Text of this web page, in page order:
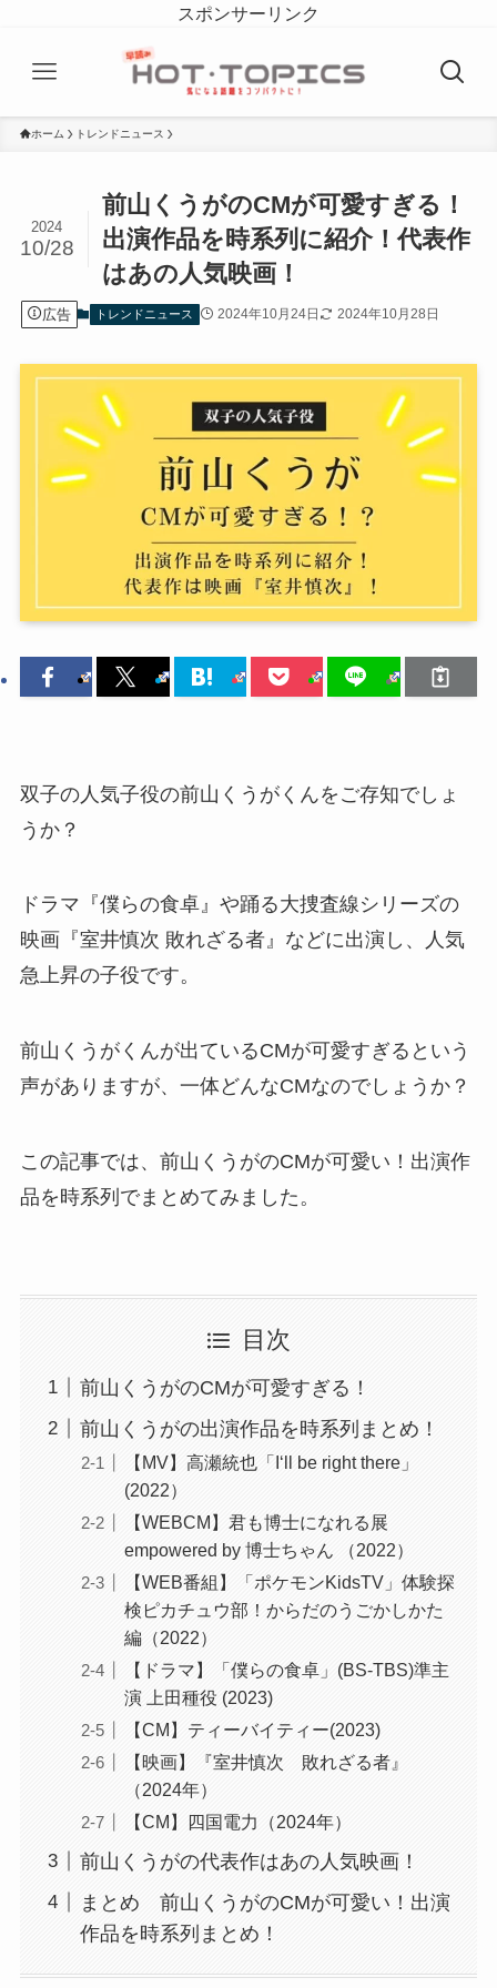
スポンサーリンク
ホーム トレンドニュース
前山くうがのCMが可愛すぎる！
出演作品を時系列に紹介！代表作
はあの人気映画！
2024
10/28
広告 トレンドニュース 2024年10月24日 2024年10月28日
双子の人気子役の前山くうがくんをご存知でしょ
うか？
ドラマ『僕らの食卓』や踊る大捜査線シリーズの
映画『室井慎次 敗れざる者』などに出演し、人気
急上昇の子役です。
前山くうがくんが出ているCMが可愛すぎるという
声がありますが、一体どんなCMなのでしょうか？
この記事では、前山くうがのCMが可愛い！出演作
品を時系列でまとめてみました。
目次
前山くうがのCMが可愛すぎる！
前山くうがの出演作品を時系列まとめ！
【MV】高瀬統也「I‘ll be right there」
(2022）
【WEBCM】君も博士になれる展
empowered by 博士ちゃん （2022）
【WEB番組】「ポケモンKidsTV」体験探
検ピカチュウ部！からだのうごかしかた
編（2022）
【ドラマ】「僕らの食卓」(BS-TBS)準主
演 上田種役 (2023)
【CM】ティーバイティー(2023)
【映画】『室井慎次 敗れざる者』
（2024年）
【CM】四国電力（2024年）
前山くうがの代表作はあの人気映画！
まとめ 前山くうがのCMが可愛い！出演
作品を時系列まとめ！